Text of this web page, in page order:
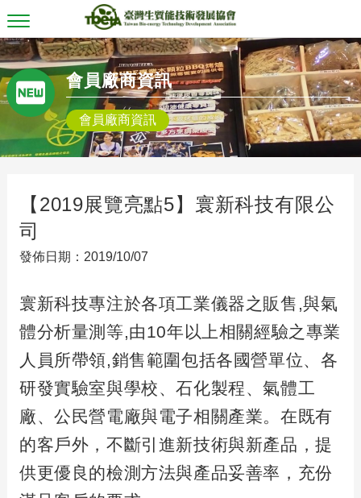
T
o
g
g
l
e
n
v
i
o
n
會員廠商資訊
會員廠商資訊
【2019展覽亮點5】寰新科技有限公
司
發佈日期：2019/10/07
寰新科技專注於各項工業儀器之販售 ,與氣
體分析量測等,由10年以上相關經驗之專業
人員所帶領,銷售範圍包括各國營單位、各
研發實驗室與學校、石化製程、氣體工
廠、公民營電廠與電子相關產業。在既有
的客戶外，不斷引進新技術與新產品，提
供更優良的檢測方法與產品妥善率，充份